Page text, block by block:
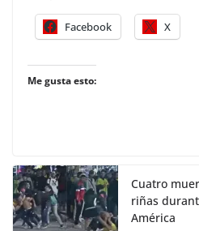
Facebook X
Me gusta esto:
Cuatro
riñas
América